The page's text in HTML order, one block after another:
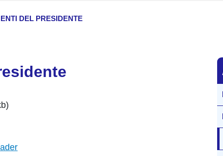
DEL PRESIDENTE